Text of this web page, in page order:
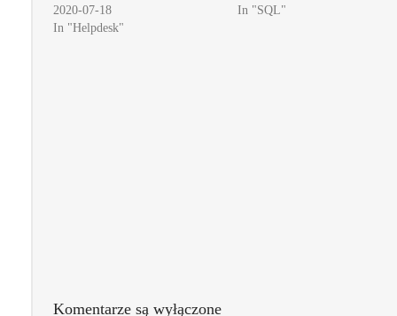
2020-07-18
In "Helpdesk"
In "SQL"
Komentarze są wyłączone